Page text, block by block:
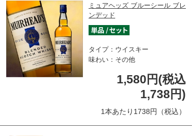
ミュアヘッズ ブルーシール ブレ
ンデッド
タイプ：ウイスキー
味わい：その他
1,580円(税込
1,738円)
1本あたり1738円（税込）